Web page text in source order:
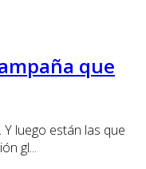
que
luego están las que
gl...